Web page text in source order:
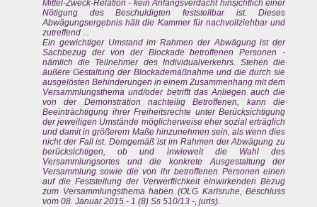
Mittel-Zweck-Relation - kein Anfangsverdacht hinsichtlich einer
Nötigung des Beschuldigten feststellbar ist. Dieses
Abwägungsergebnis hält die Kammer für nachvollziehbar und
zutreffend ...
Ein gewichtiger Umstand im Rahmen der Abwägung ist der
Sachbezug der von der Blockade betroffenen Personen -
nämlich die Teilnehmer des Individualverkehrs. Stehen die
äußere Gestaltung der Blockademaßnahme und die durch sie
ausgelösten Behinderungen in einem Zusammenhang mit dem
Versammlungsthema und/oder betrifft das Anliegen auch die
von der Demonstration nachteilig Betroffenen, kann die
Beeinträchtigung ihrer Freiheitsrechte unter Berücksichtigung
der jeweiligen Umstände möglicherweise eher sozial erträglich
und damit in größerem Maße hinzunehmen sein, als wenn dies
nicht der Fall ist. Demgemäß ist im Rahmen der Abwägung zu
berücksichtigen, ob und inwieweit die Wahl des
Versammlungsortes und die konkrete Ausgestaltung der
Versammlung sowie die von ihr betroffenen Personen einen
auf die Feststellung der Verwerflichkeit einwirkenden Bezug
zum Versammlungsthema haben (OLG Karlsruhe, Beschluss
vom 08. Januar 2015 - 1 (8) Ss 510/13 -, juris).